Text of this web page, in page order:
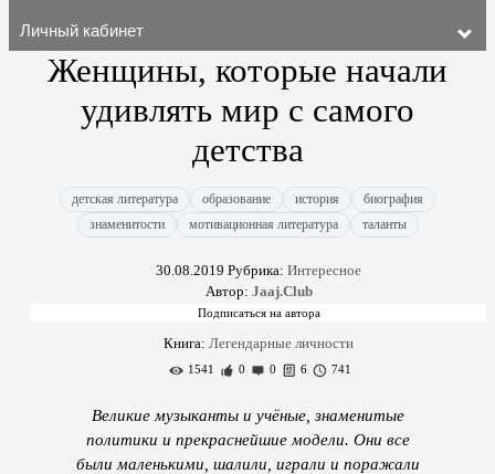
Личный кабинет
Женщины, которые начали
удивлять мир с самого
детства
детская литература образование история
биография
знаменитости
мотивационная литература таланты
30.08.2019 Рубрика: Интересное
Автор: Jaaj.Club
Книга: Легендарные личности
1541 0 0 6 741
Великие музыканты и учёные, знаменитые
политики и прекраснейшие модели. Они все
были маленькими, шалили, играли и поражали